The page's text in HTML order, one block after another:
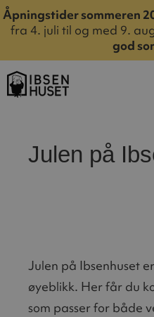
Åpningstider sommeren
fra 4. juli til og med 9.
god
Julen på
Julen på Ibsenhuset
øyeblikk. Her får du
som passer for både